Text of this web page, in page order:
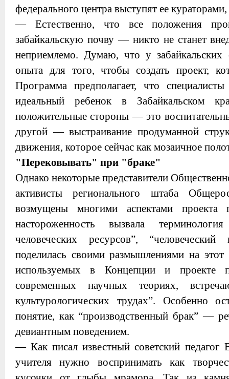
федерального центра выступят ее
— Естественно, что все положения
забайкальскую почву — никто не станет
неприемлемо. Думаю, что у забайкальских
опыта для того, чтобы создать проект,
Программа предполагает, что
идеальный ребенок в
положительные стороны — это
другой — выстраивание продуманной
движения, которое сейчас как мозаичное
"Перековывать" при "браке"
Однако некоторые представители
активисты регионального штаба
возмущены многими аспектами
настороженность вызвала
человеческих ресурсов”,
поделилась своими размышлениями на
используемых в Концепции и проекте
современных научных теориях,
культурологических трудах”. Особенно
понятие, как “производственный брак” —
девиантным поведением.
— Как писал известный советский педагог
учителя нужно воспринимать как